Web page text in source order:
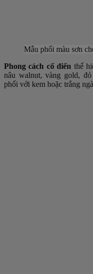
Mẫu phối màu sơn
Phong cách cổ điển thể
nâu walnut, vàng gold,
phối với kem hoặc trắng